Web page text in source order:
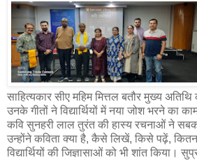
साहित्यकार सीए महिम मित्तल बतौर मुख्य
उनके गीतों ने विद्यार्थियों में नया जोश भरने का
कवि सुनहरी लाल तुरंत की हास्य रचनाओं ने
उन्होंने कविता क्या है, कैसे लिखें, किसे पढ़ें,
विद्यार्थियों की जिज्ञासाओं को भी शांत किया।